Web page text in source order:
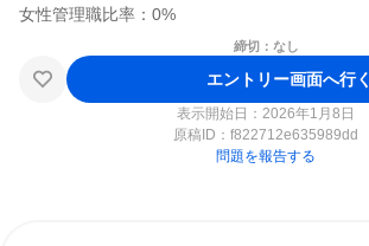
締切：なし
エントリー画面へ行く
表示開始日：2026年1月8日
原稿ID： f822712e635989dd
問題を報告する